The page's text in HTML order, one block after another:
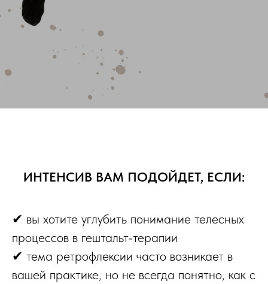
ИНТЕНСИВ ВАМ ПОДОЙДЕТ, ЕСЛИ:
✔ вы хотите углубить понимание телесных
процессов в гештальт-терапии
✔ тема ретрофлексии часто возникает в
вашей практике, но не всегда понятно, как с